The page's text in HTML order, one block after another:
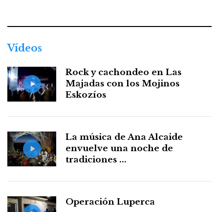
Vídeos
Rock y cachondeo en Las
Majadas con los Mojinos
Eskozíos
La música de Ana Alcaide
envuelve una noche de
tradiciones ...
Operación Luperca